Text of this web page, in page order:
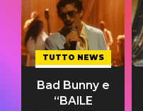
TUTTO NEWS
Bad Bunny e
“BAILE